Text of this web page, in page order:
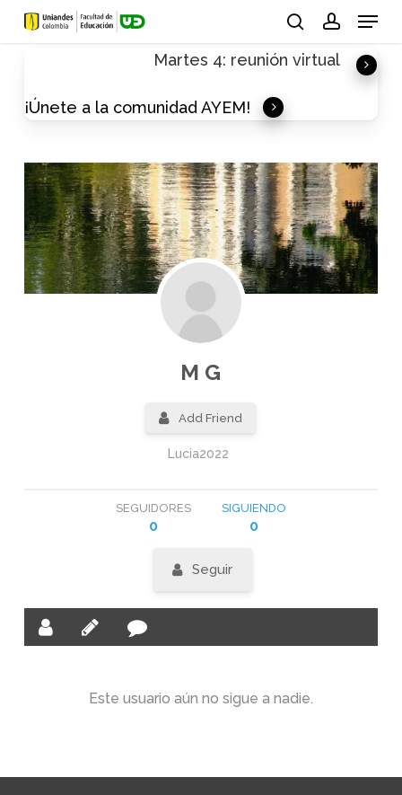
Skip
Menu
Martes 4: reunión virtual
¡Únete a la comunidad AYEM!
M G
Add Friend
Lucia2022
SEGUIDORES
0
SIGUIENDO
0
Seguir
Este usuario aún no sigue a nadie.